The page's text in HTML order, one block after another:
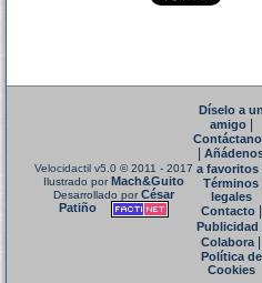
Velocidactil v5.0 © 2011 - 2017
Ilustrado porMach&Guito
Desarrollado porCésar
Patiño
Díselo a un
amigo|
a favoritos
Términos
legales
Contacto|
Publicidad
Colabora|
Política de
Cookies